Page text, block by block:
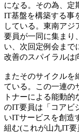
になる。その為、定
IT基盤を構築する事
している。東南ア
要員が一同に集まり
い、次回定例会まで
改善のスパイラルは
またそのサイクルを
ている。この一連の
トナーによる能動
のIT要員は「コアビ
いITサービスを創造
組む(これが山九IT